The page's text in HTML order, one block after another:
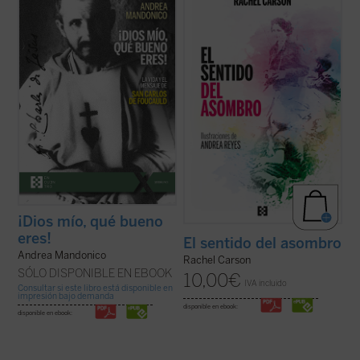
Carlos de Foucauld, escrita por quien ha
sido vicepostulador de su causa de
canonización, se centra en los aspectos
más sobresalientes de su espiritualidad y
de su actividad pastoral. El libro arranca ...
(ver ficha)
¡Dios mío, qué bueno
eres!
Andrea Mandonico
SÓLO DISPONIBLE EN EBOOK
Consultar si este libro está disponible en
impresión bajo demanda
disponible en ebook:
enseñarnos que no hay mejor manera de
su grandeza. Este pequeño clásico,
traducido por primera vez al español y
bellamente ilustrado, es un antídoto
refrescante contra ...
(ver ficha)
El sentido del asombro
Rachel Carson
10,00€ IVA incluido
disponible en ebook: